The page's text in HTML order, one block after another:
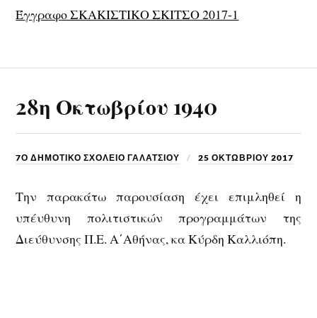
Έγγραφο ΣΚΑΚΙΣΤΙΚΟ ΣΚΙΤΣΟ 2017-1
28η Οκτωβρίου 1940
7Ο ΔΗΜΟΤΙΚΟ ΣΧΟΛΕΙΟ ΓΑΛΑΤΣΙΟΥ 25 ΟΚΤΩΒΡΊΟΥ 2017
Την παρακάτω παρουσίαση έχει επιμληθεί η
υπέυθυνη πολιτιστικών προγραμμάτων της
Διεύθυνσης Π.Ε. Α΄Αθήνας, κα Κύρδη Καλλιόπη.